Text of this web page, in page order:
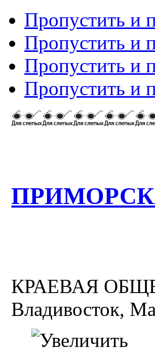
Пропустить и
Пропустить и
Пропустить и
Пропустить и
КРАЕВАЯ
Владивосток,